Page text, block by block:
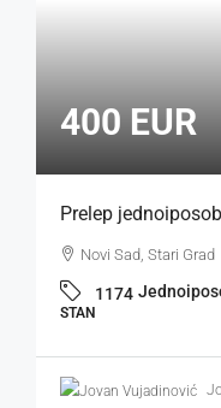
400 EUR
Prelep
Novi Sad, Stari Grad
1174
STAN